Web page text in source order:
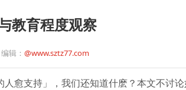
教育程度观察
编辑：@www.sztz77.com
愈支持」，我们还知道什麽？本文不讨论